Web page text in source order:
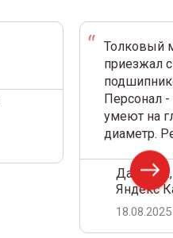
Толковый
приезжал
Персонал
умеют на
диаметр.
Дамир
Яндекс
18.08.2025